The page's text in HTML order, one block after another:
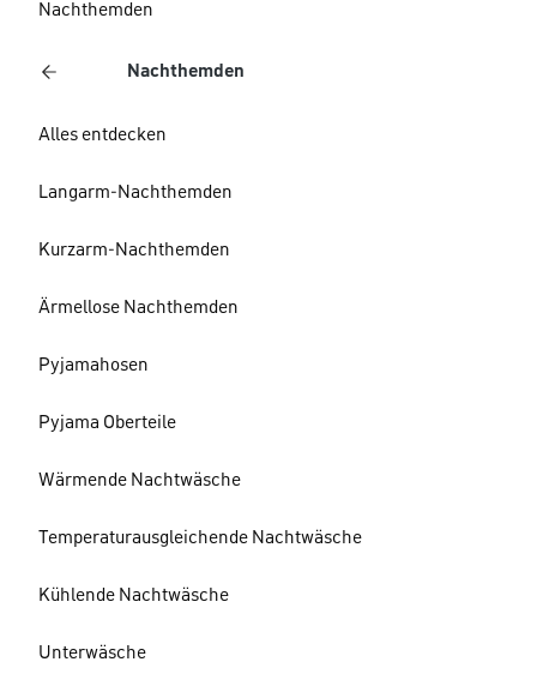
Nachthemden
Nachthemden
Alles entdecken
Langarm-Nachthemden
Kurzarm-Nachthemden
Ärmellose Nachthemden
Pyjamahosen
Pyjama Oberteile
Wärmende Nachtwäsche
Temperaturausgleichende Nachtwäsche
Kühlende Nachtwäsche
Unterwäsche